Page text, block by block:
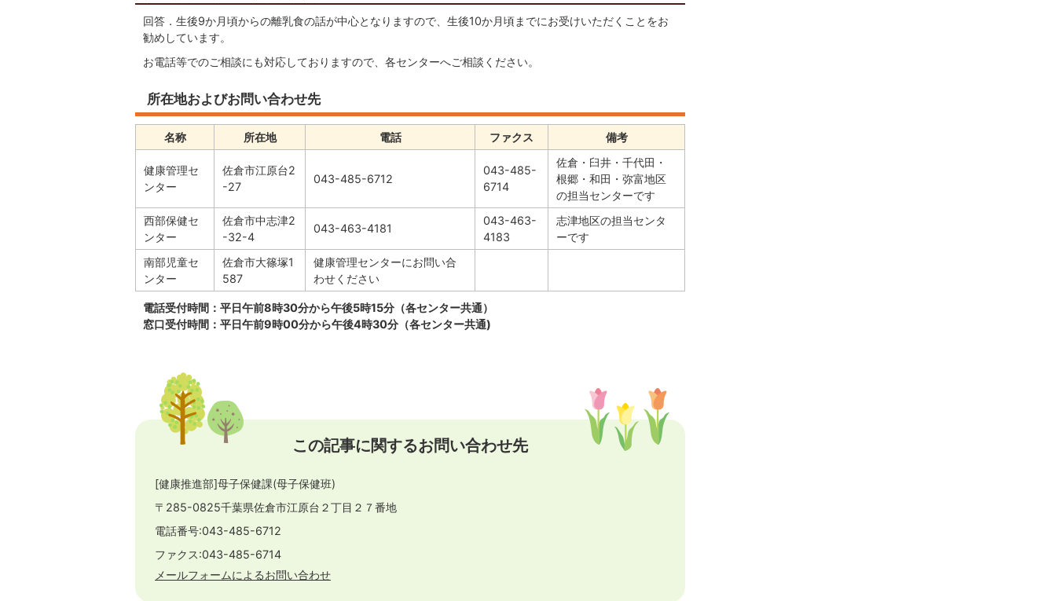
回答．生後9か月頃からの離乳食の話が中心となりますので、生後10か月頃までにお受けいただくことをお
勧めしています。
お電話等でのご相談にも対応しておりますので、各センターへご相談ください。
所在地およびお問い合わせ先
名称 所在地 電話 ファクス 備考
健康管理セ
ンター
佐倉市江原台2
-27
043-485-6712
043-485-
6714
佐倉・臼井・千代田・
根郷・和田・弥富地区
の担当センターです
西部保健セ
ンター
佐倉市中志津2
-32-4
043-463-4181
043-463-
4183
志津地区の担当センタ
ーです
南部児童セ
ンター
佐倉市大篠塚1
587
健康管理センターにお問い合
わせください
電話受付時間：平日午前8時30分から午後5時15分（各センター共通）
窓口受付時間：平日午前9時00分から午後4時30分（各センター共通)
この記事に関するお問い合わせ先
[健康推進部]母子保健課(母子保健班)
〒285-0825千葉県佐倉市江原台２丁目２７番地
電話番号:043-485-6712
ファクス:043-485-6714
メールフォームによるお問い合わせ